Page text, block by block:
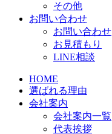
その他
お問い合わせ
お問い合わせ
お見積もり
LINE相談
HOME
選ばれる理由
会社案内
会社案内一覧
代表挨拶